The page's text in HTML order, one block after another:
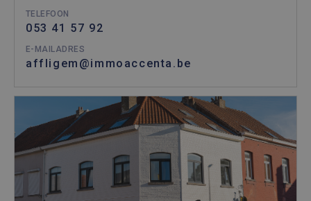
TELEFOON
053 41 57 92
E-MAILADRES
affligem@immoaccenta.be